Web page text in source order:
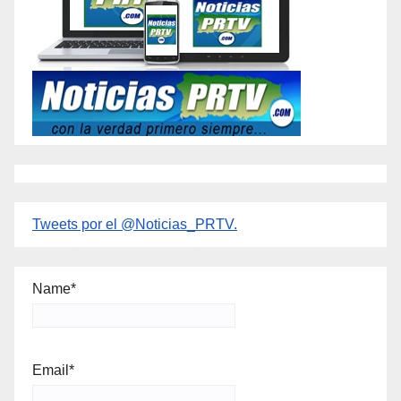
Tweets por el @Noticias_PRTV.
Name*
Email*